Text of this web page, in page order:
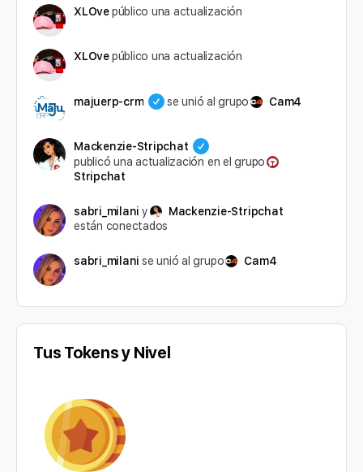
XLOvepúblico una actualización
XLOvepúblico una actualización
majuerp-crm se unió al grupo Cam4
Mackenzie-Stripchat
publicó una actualización en el grupo
Stripchat
sabri_milani y
Mackenzie-Stripchat
están conectados
sabri_milani se unió al grupo Cam4
Tus Tokens y Nivel